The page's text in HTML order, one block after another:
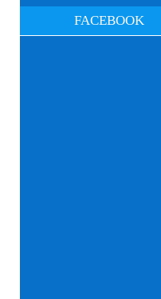
FACEBOOK